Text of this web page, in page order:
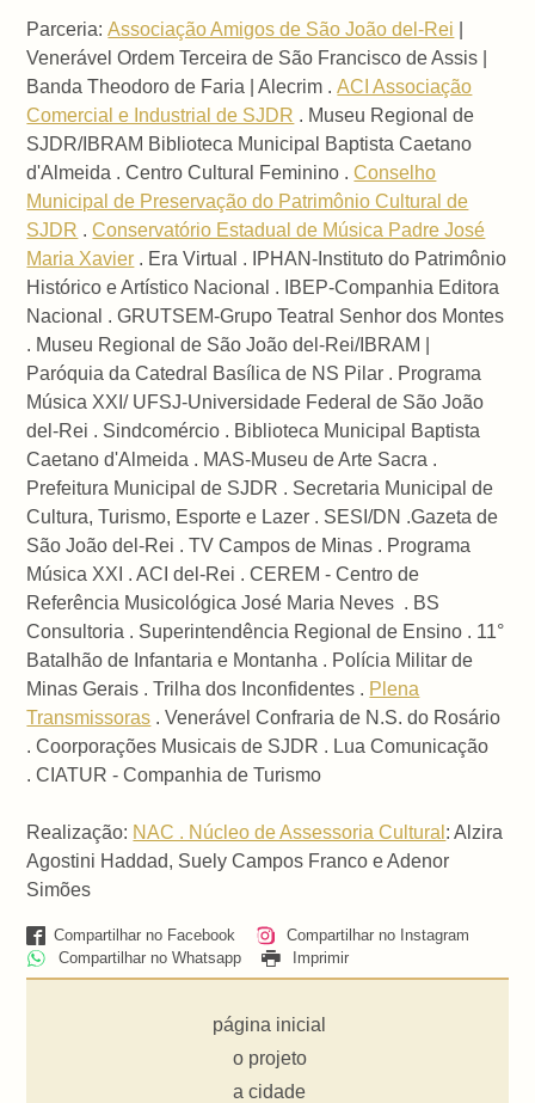
Parceria:Associação Amigos de São João del-Rei
Venerável Ordem Terceira de São Francisco de Assis |
Banda Theodoro de Faria | Alecrim .ACI Associação
Comercial e Industrial de SJDR . Museu Regional de
SJDR/IBRAM Biblioteca Municipal Baptista Caetano
d'Almeida . Centro Cultural Feminino .Conselho
Municipal de Preservação do Patrimônio Cultural de
SJDR .Conservatório Estadual de Música Padre José
Maria Xavier . Era Virtual . IPHAN-Instituto do Patrimônio
Histórico e Artístico Nacional . IBEP-Companhia Editora
Nacional . GRUTSEM-Grupo Teatral Senhor dos Montes
. Museu Regional de São João del-Rei/IBRAM |
Paróquia da Catedral Basílica de NS Pilar . Programa
Música XXI/ UFSJ-Universidade Federal de São João
del-Rei . Sindcomércio . Biblioteca Municipal Baptista
Caetano d'Almeida . MAS-Museu de Arte Sacra .
Prefeitura Municipal de SJDR . Secretaria Municipal de
Cultura, Turismo, Esporte e Lazer . SESI/DN .Gazeta de
São João del-Rei . TV Campos de Minas . Programa
Música XXI . ACI del-Rei . CEREM - Centro de
Referência Musicológica José Maria Neves . BS
Consultoria . Superintendência Regional de Ensino . 11°
Batalhão de Infantaria e Montanha . Polícia Militar de
Minas Gerais . Trilha dos Inconfidentes . Plena
Transmissoras . Venerável Confraria de N.S. do Rosário
. Coorporações Musicais de SJDR . Lua Comunicação
.CIATUR - Companhia de Turismo
Realização: NAC . Núcleo de Assessoria Cultural : Alzira
Agostini Haddad, Suely Campos Franco e Adenor
Simões
Compartilhar no Facebook
Compartilhar no Instagram
Compartilhar no Whatsapp
Imprimir
página inicial
o projeto
a cidade